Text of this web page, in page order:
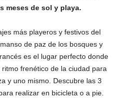
meses de sol y playa.
más playeros y festivos del
de paz de los bosques y
es el lugar perfecto donde
frenético de la ciudad para
y uno mismo. Descubre las 3
realizar en bicicleta o a pie.